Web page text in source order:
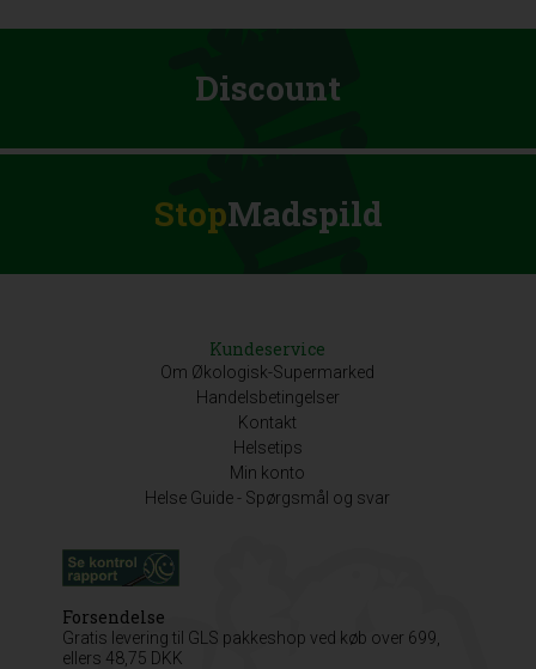
Discount
StopMadspild
Kundeservice
Om Økologisk-Supermarked
Handelsbetingelser
Kontakt
Helsetips
Min konto
Helse Guide - Spørgsmål og svar
Forsendelse
Gratis levering til GLS pakkeshop ved køb over 699,
ellers 48,75 DKK